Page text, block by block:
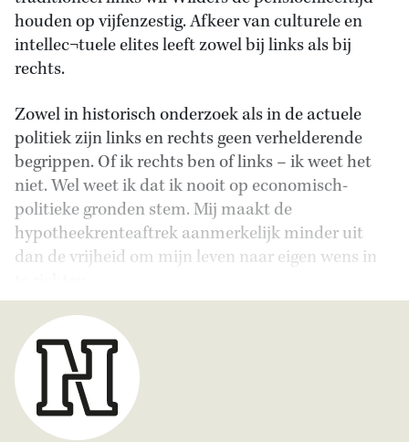
houden op vijfenzestig. Afkeer van culturele en
intellec¬tuele elites leeft zowel bij links als bij
rechts.
Zowel in historisch onderzoek als in de actuele
politiek zijn links en rechts geen verhelderende
begrippen. Of ik rechts ben of links – ik weet het
niet. Wel weet ik dat ik nooit op economisch-
politieke gronden stem. Mij maakt de
hypotheekrenteaftrek aanmerkelijk minder uit
dan de vrijheid om mijn leven naar eigen wens in